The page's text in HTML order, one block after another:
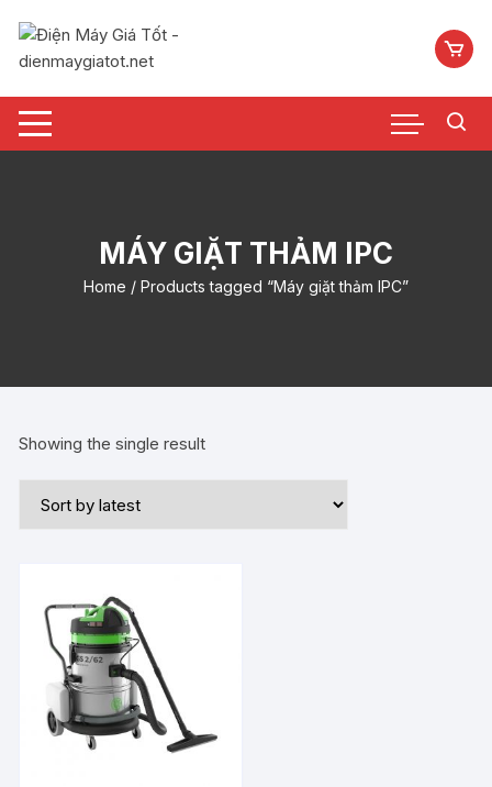
nội
MÁY GIẶT THẢM IPC
Home / Products tagged “Máy giặt thảm IPC”
Showing the single result